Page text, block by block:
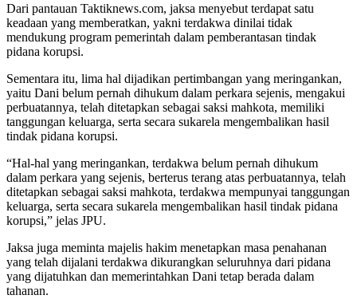
Dari pantauan Taktiknews.com, jaksa menyebut terdapat satu
keadaan yang memberatkan, yakni terdakwa dinilai tidak
mendukung program pemerintah dalam pemberantasan tindak
pidana korupsi.
Sementara itu, lima hal dijadikan pertimbangan yang meringankan,
yaitu Dani belum pernah dihukum dalam perkara sejenis, mengakui
perbuatannya, telah ditetapkan sebagai saksi mahkota, memiliki
tanggungan keluarga, serta secara sukarela mengembalikan hasil
tindak pidana korupsi.
“Hal-hal yang meringankan, terdakwa belum pernah dihukum
dalam perkara yang sejenis, berterus terang atas perbuatannya, telah
ditetapkan sebagai saksi mahkota, terdakwa mempunyai tanggungan
keluarga, serta secara sukarela mengembalikan hasil tindak pidana
korupsi,” jelas JPU.
Jaksa juga meminta majelis hakim menetapkan masa penahanan
yang telah dijalani terdakwa dikurangkan seluruhnya dari pidana
yang dijatuhkan dan memerintahkan Dani tetap berada dalam
tahanan.